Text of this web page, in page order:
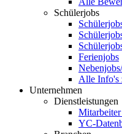
Schülerjobs
Ferienjobs
Alle Info's
Unternehmen
Dienstleistungen
YC-